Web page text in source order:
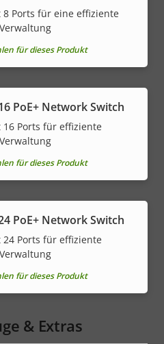
8 Ports für eine effiziente
für dieses Produkt
PoE+ Network Switch
16 Ports für effiziente
für dieses Produkt
PoE+ Network Switch
24 Ports für effiziente
für dieses Produkt
& Extras